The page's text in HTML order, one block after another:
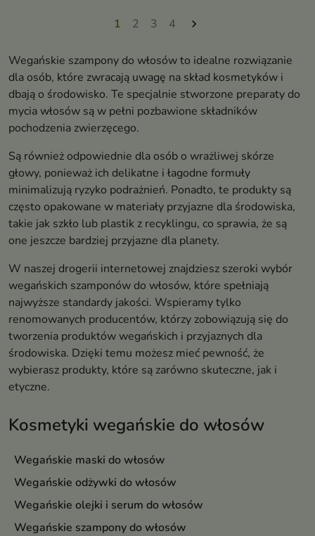
Kosmetyki wegańskie do włosów
Wegańskie maski do włosów
Wegańskie odżywki do włosów
Wegańskie olejki i serum do włosów
Wegańskie szampony do włosów
równowagę
1 2 3 4 
Wegańskie szampony do włosów to idealne rozwiązanie
dla osób, które zwracają uwagę na skład kosmetyków i
dbają o środowisko. Te specjalnie stworzone preparaty do
mycia włosów są w pełni pozbawione składników
pochodzenia zwierzęcego.
Są również odpowiednie dla osób o wrażliwej skórze
głowy, ponieważ ich delikatne i łagodne formuły
minimalizują ryzyko podrażnień. Ponadto, te produkty są
często opakowane w materiały przyjazne dla środowiska,
takie jak szkło lub plastik z recyklingu, co sprawia, że są
one jeszcze bardziej przyjazne dla planety.
W naszej drogerii internetowej znajdziesz szeroki wybór
wegańskich szamponów do włosów, które spełniają
najwyższe standardy jakości. Wspieramy tylko
renomowanych producentów, którzy zobowiązują się do
tworzenia produktów wegańskich i przyjaznych dla
środowiska. Dzięki temu możesz mieć pewność, że
wybierasz produkty, które są zarówno skuteczne, jak i
etyczne.